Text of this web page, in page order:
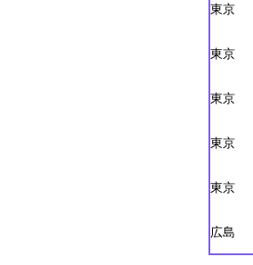
東京
東京
東京
東京
東京
広島